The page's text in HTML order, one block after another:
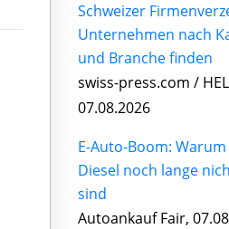
Schweizer
Unternehmen nach
und Branche finden
swiss-press.com /
07.08.2026
E-Auto-Boom:
Diesel noch lange
sind
Autoankauf Fair,